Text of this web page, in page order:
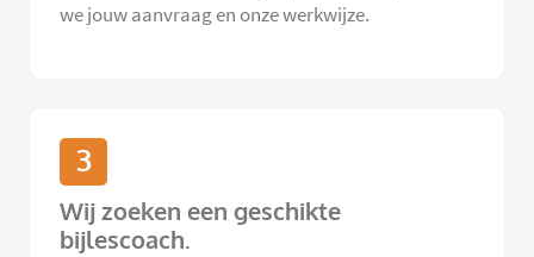
we jouw aanvraag en onze werkwijze.
3
Wij zoeken een geschikte
bijlescoach.